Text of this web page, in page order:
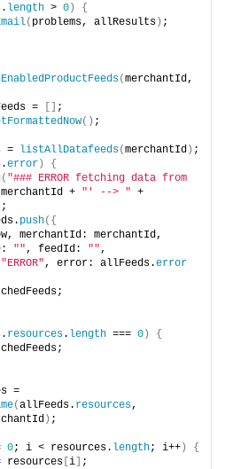
length > 0 )
{
( problems, allResults ) ;
(merchantId,
=
;
( ) ;
= listAllDatafeeds(merchantId ) ;
error )
{
( "### ERROR fetching data from
+ "' --> " +
;
push( {
merchantId: merchantId,
"", feedId: "",
"ERROR", error: allFeeds.error
resources. length === 0 )
{
(allFeeds. resources,
) ;
0; i < resources. length; i++ )
{
resources i
;